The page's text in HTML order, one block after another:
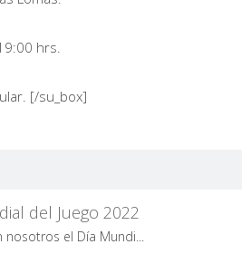
hrs.
[/su_box]
del Juego 2022
nosotros el Día Mundi...